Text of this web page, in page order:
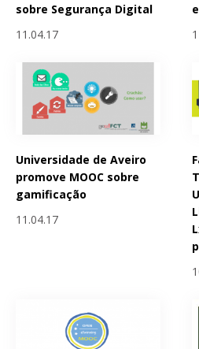
sobre Segurança Digital
11.04.17
Universidade de Aveiro
promove MOOC sobre
gamificação
11.04.17